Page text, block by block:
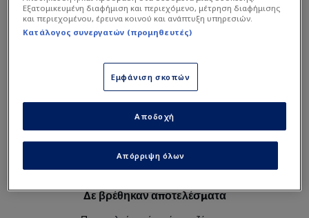
Δε βρέθηκαν αποτελέσματα
Εξατομικευμένη διαφήμιση και περιεχόμενο, μέτρηση διαφήμισης
και περιεχομένου, έρευνα κοινού και ανάπτυξη υπηρεσιών.
Κατάλογος συνεργατών (προμηθευτές)
Εμφάνιση σκοπών
Απόρριψη όλων
Αποδοχή